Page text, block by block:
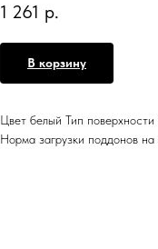
1 261 р.
В корзину
Цвет белый Тип
Норма загрузки поддонов